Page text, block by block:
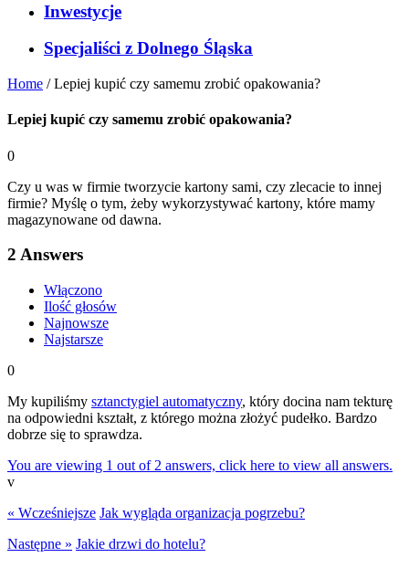
Inwestycje
Specjaliści z Dolnego Śląska
Home /Lepiej kupić czy samemu zrobić opakowania?
Lepiej kupić czy samemu zrobić opakowania?
0
Czy u was w firmie tworzycie kartony sami, czy zlecacie to innej
firmie? Myślę o tym, żeby wykorzystywać kartony, które mamy
magazynowane od dawna.
2 Answers
Włączono
Ilość głosów
Najnowsze
Najstarsze
0
My kupiliśmy sztanctygiel automatyczny, który docina nam tekturę
na odpowiedni kształt, z którego można złożyć pudełko. Bardzo
dobrze się to sprawdza.
You are viewing 1 out of 2 answers, click here to view all answers.
v
« Wcześniejsze Jak wygląda organizacja pogrzebu?
Następne » Jakie drzwi do hotelu?